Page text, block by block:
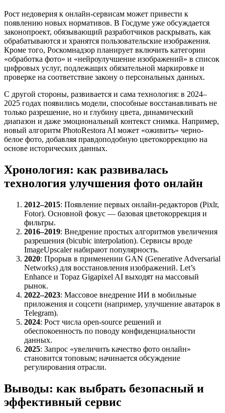
Рост недоверия к онлайн-сервисам может привести к
появлению новых нормативов. В Госдуме уже обсуждается
законопроект, обязывающий разработчиков раскрывать, как
обрабатываются и хранятся пользовательские изображения.
Кроме того, Роскомнадзор планирует включить категории
«обработка фото» и «нейроулучшение изображений» в список
цифровых услуг, подлежащих обязательной маркировке и
проверке на соответствие закону о персональных данных.
С другой стороны, развивается и сама технология: в 2024–
2025 годах появились модели, способные восстанавливать не
только разрешение, но и глубину цвета, динамический
диапазон и даже эмоциональный контекст снимка. Например,
новый алгоритм PhotoRestora AI может «оживить» черно-
белое фото, добавляя правдоподобную цветокоррекцию на
основе исторических данных.
Хронология: как развивалась
технология улучшения фото онлайн
2012–2015: Появление первых онлайн-редакторов (Pixlr,
Fotor). Основной фокус — базовая цветокоррекция и
фильтры.
2016–2019: Внедрение простых алгоритмов увеличения
разрешения (bicubic interpolation). Сервисы вроде
ImageUpscaler набирают популярность.
2020: Прорыв в применении GAN (Generative Adversarial
Networks) для восстановления изображений. Let’s
Enhance и Topaz Gigapixel AI выходят на массовый
рынок.
2022–2023: Массовое внедрение ИИ в мобильные
приложения и соцсети (например, улучшение аватарок в
Telegram).
2024: Рост числа open-source решений и
обеспокоенность по поводу конфиденциальности
данных.
2025: Запрос «увеличить качество фото онлайн»
становится топовым; начинается обсуждение
регулирования отрасли.
Выводы: как выбрать безопасный и
эффективный сервис